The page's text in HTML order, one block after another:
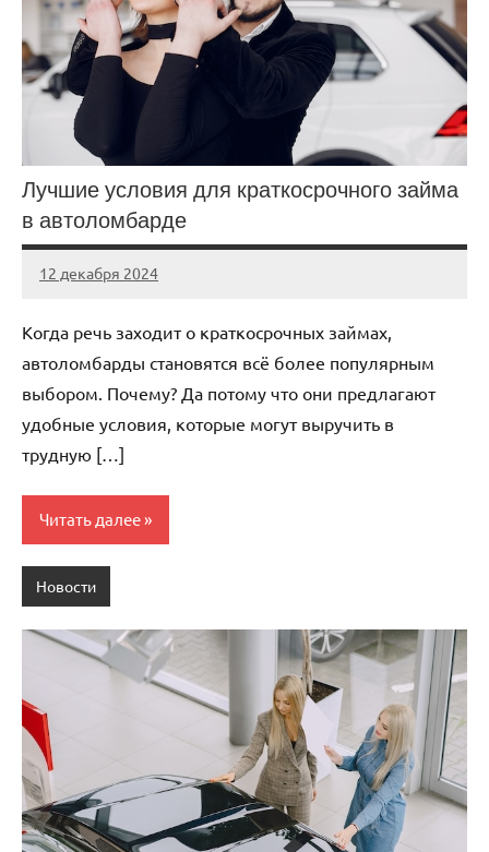
Лучшие условия для краткосрочного займа
в автоломбарде
12 декабря 2024
Avtor
Нет
Когда речь заходит о краткосрочных займах,
автоломбарды становятся всё более популярным
выбором. Почему? Да потому что они предлагают
удобные условия, которые могут выручить в
трудную […]
Читать далее
Новости